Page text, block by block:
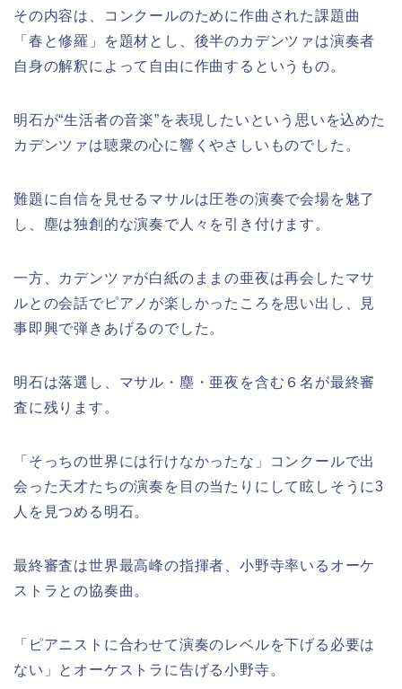
その内容は、コンクールのために作曲された課題曲
「春と修羅」を題材とし、後半のカデンツァは演奏者
自身の解釈によって自由に作曲するというもの。
明石が“生活者の音楽”を表現したいという思いを込めた
カデンツァは聴衆の心に響くやさしいものでした。
難題に自信を見せるマサルは圧巻の演奏で会場を魅了
し、塵は独創的な演奏で人々を引き付けます。
一方、カデンツァが白紙のままの亜夜は再会したマサ
ルとの会話でピアノが楽しかったころを思い出し、見
事即興で弾きあげるのでした。
明石は落選し、マサル・塵・亜夜を含む６名が最終審
査に残ります。
「そっちの世界には行けなかったな」コンクールで出
会った天才たちの演奏を目の当たりにして眩しそうに3
人を見つめる明石。
最終審査は世界最高峰の指揮者、小野寺率いるオーケ
ストラとの協奏曲。
「ピアニストに合わせて演奏のレベルを下げる必要は
ない」とオーケストラに告げる小野寺。